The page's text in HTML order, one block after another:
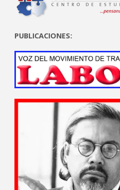
PUBLICACIONES: